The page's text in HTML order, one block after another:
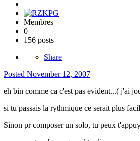
Membres
0
156 posts
Share
Posted November 12, 2007
eh bin comme ca c'est pas evident...( j'ai
si tu passais la rythmique ce serait plus
Sinon pr composer un solo, tu peux